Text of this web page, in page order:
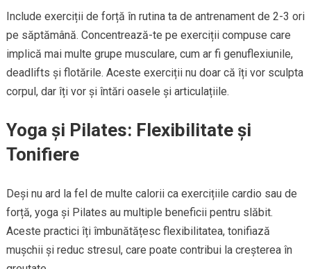
Include exerciții de forță în rutina ta de antrenament de 2-3 ori
pe săptămână. Concentrează-te pe exerciții compuse care
implică mai multe grupe musculare, cum ar fi genuflexiunile,
deadlifts și flotările. Aceste exerciții nu doar că îți vor sculpta
corpul, dar îți vor și întări oasele și articulațiile.
Yoga și Pilates: Flexibilitate și
Tonifiere
Deși nu ard la fel de multe calorii ca exercițiile cardio sau de
forță, yoga și Pilates au multiple beneficii pentru slăbit.
Aceste practici îți îmbunătățesc flexibilitatea, tonifiază
mușchii și reduc stresul, care poate contribui la creșterea în